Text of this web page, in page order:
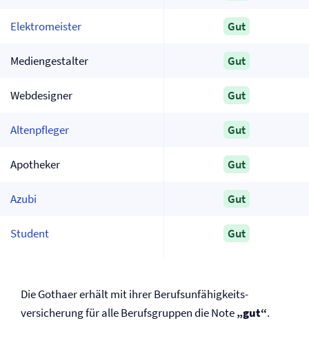
Elektromeister Gut
Mediengestalter Gut
Webdesigner Gut
Altenpfleger Gut
Apotheker Gut
Azubi Gut
Student Gut
Die Gothaer erhält mit ihrer Berufs­unfähigkeits­
versicherung für alle Berufsgruppen die Note„gut“.